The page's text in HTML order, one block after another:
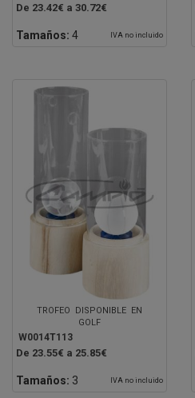
De 23.42€ a 30.72€
Tamaños: 4 IVA no incluido
TROFEO DISPONIBLE EN
GOLF
W0014T113
De 23.55€ a 25.85€
Tamaños: 3 IVA no incluido